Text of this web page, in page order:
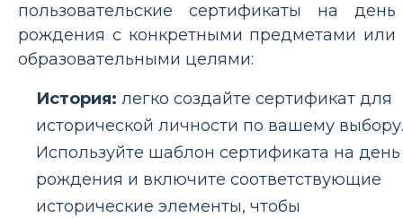
пользовательские сертификаты на день
рождения с конкретными предметами или
образовательными целями:
История: легко создайте сертификат для
исторической личности по вашему выбору.
Используйте шаблон сертификата на день
рождения и включите соответствующие
исторические элементы, чтобы